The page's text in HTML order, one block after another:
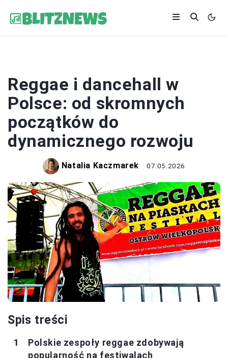
Reggae i dancehall w
Polsce: od skromnych
początków do
dynamicznego rozwoju
Natalia Kaczmarek 07.05.2026
Spis treści
Polskie zespoły reggae zdobywają
popularność na festiwalach